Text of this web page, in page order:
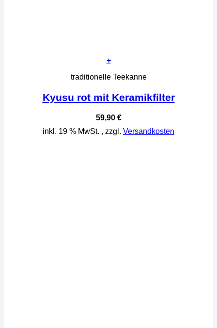
+
traditionelle Teekanne
Kyusu rot mit Keramikfilter
59,90 €
inkl. 19 % MwSt. , zzgl. Versandkosten